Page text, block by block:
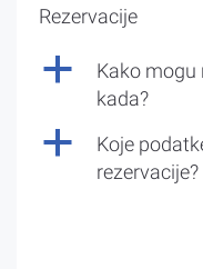
Rezervacije
a
Kako mogu
kada?
a
Koje
rezervacije?